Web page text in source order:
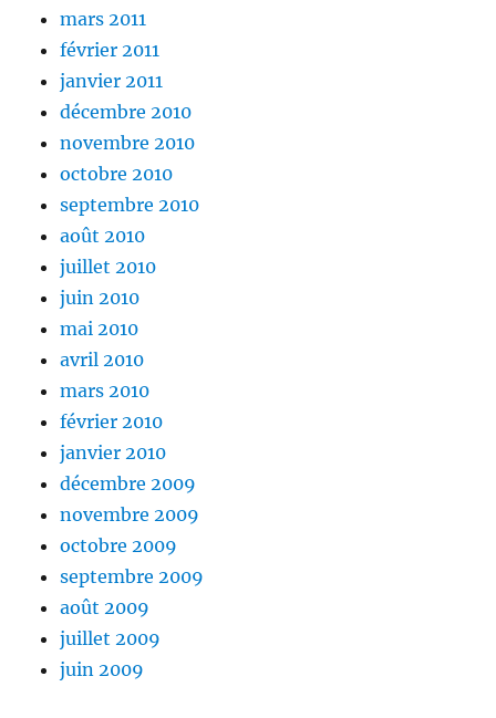
mars 2011
février 2011
janvier 2011
décembre 2010
novembre 2010
octobre 2010
septembre 2010
août 2010
juillet 2010
juin 2010
mai 2010
avril 2010
mars 2010
février 2010
janvier 2010
décembre 2009
novembre 2009
octobre 2009
septembre 2009
août 2009
juillet 2009
juin 2009